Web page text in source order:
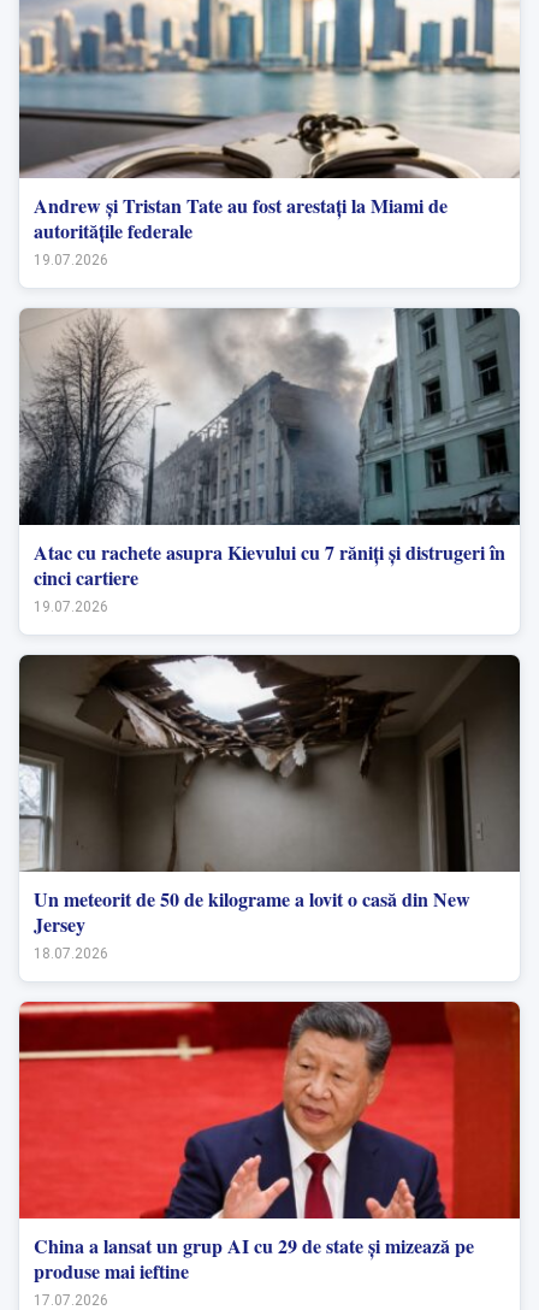
Andrew și Tristan Tate au fost arestați la Miami de
autoritățile federale
19.07.2026
Atac cu rachete asupra Kievului cu 7 răniți și distrugeri în
cinci cartiere
19.07.2026
Un meteorit de 50 de kilograme a lovit o casă din New
Jersey
18.07.2026
China a lansat un grup AI cu 29 de state și mizează pe
produse mai ieftine
17.07.2026